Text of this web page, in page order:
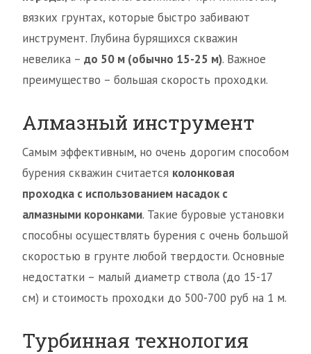
вязких грунтах, которые быстро забивают
инструмент. Глубина бурящихся скважин
невелика – до 50 м (обычно 15-25 м). Важное
преимущество – большая скорость проходки.
Алмазный инструмент
Самым эффективным, но очень дорогим способом
бурения скважин считается колонковая
проходка с использованием насадок с
алмазными коронками. Такие буровые установки
способны осуществлять бурения с очень большой
скоростью в грунте любой твердости. Основные
недостатки – малый диаметр ствола (до 15-17
см) и стоимость проходки до 500-700 руб на 1 м.
Турбинная технология